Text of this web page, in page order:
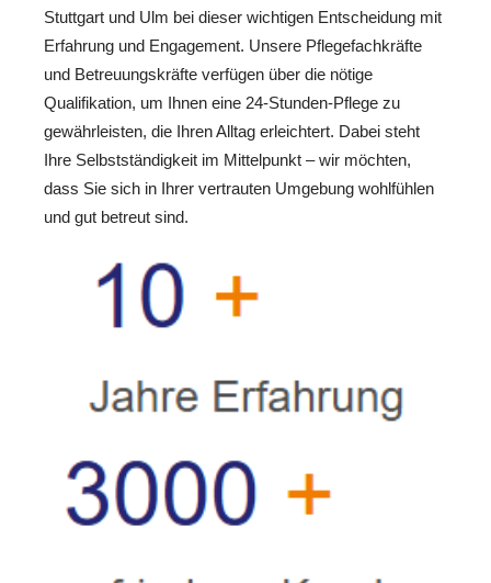
Stuttgart und Ulm bei dieser wichtigen Entscheidung mit
Erfahrung und Engagement. Unsere Pflegefachkräfte
und Betreuungskräfte verfügen über die nötige
Qualifikation, um Ihnen eine 24-Stunden-Pflege zu
gewährleisten, die Ihren Alltag erleichtert. Dabei steht
Ihre Selbstständigkeit im Mittelpunkt – wir möchten,
dass Sie sich in Ihrer vertrauten Umgebung wohlfühlen
und gut betreut sind.